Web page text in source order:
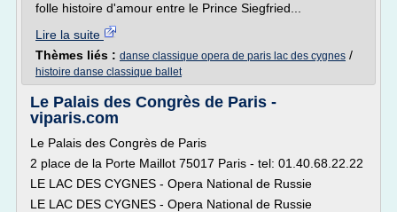
folle histoire d'amour entre le Prince Siegfried...
Lire la suite
Thèmes liés : danse classique opera de paris lac des cygnes /
histoire danse classique ballet
Le Palais des Congrès de Paris -
viparis.com
Le Palais des Congrès de Paris
2 place de la Porte Maillot 75017 Paris - tel: 01.40.68.22.22
LE LAC DES CYGNES - Opera National de Russie
LE LAC DES CYGNES - Opera National de Russie